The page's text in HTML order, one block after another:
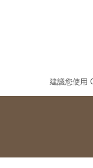
建議您使用